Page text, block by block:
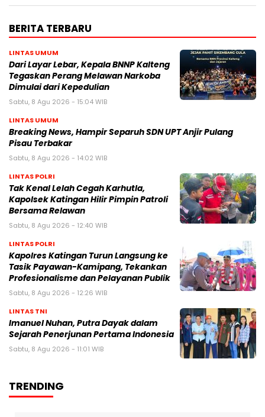
BERITA TERBARU
LINTAS UMUM
Dari Layar Lebar, Kepala BNNP Kalteng
Tegaskan Perang Melawan Narkoba
Dimulai dari Kepedulian
Sabtu, 8 Agu 2026 - 15:04 WIB
LINTAS UMUM
Breaking News, Hampir Separuh SDN UPT Anjir Pulang
Pisau Terbakar
Sabtu, 8 Agu 2026 - 14:02 WIB
LINTAS POLRI
Tak Kenal Lelah Cegah Karhutla,
Kapolsek Katingan Hilir Pimpin Patroli
Bersama Relawan
Sabtu, 8 Agu 2026 - 12:40 WIB
LINTAS POLRI
Kapolres Katingan Turun Langsung ke
Tasik Payawan-Kamipang, Tekankan
Profesionalisme dan Pelayanan Publik
Sabtu, 8 Agu 2026 - 12:26 WIB
LINTAS TNI
Imanuel Nuhan, Putra Dayak dalam
Sejarah Penerjunan Pertama Indonesia
Sabtu, 8 Agu 2026 - 11:01 WIB
TRENDING